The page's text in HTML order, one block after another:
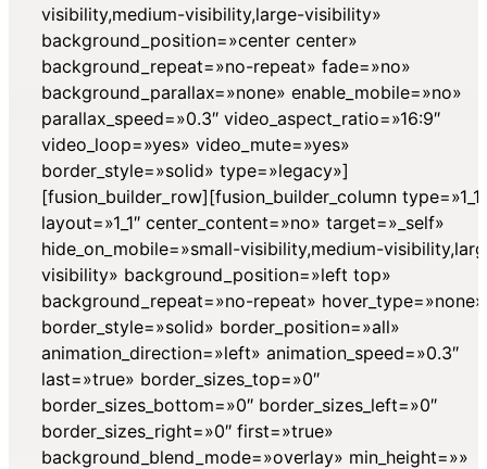
visibility,medium-visibility,large-visibility»
background_position=»center center»
background_repeat=»no-repeat» fade=»no»
background_parallax=»none» enable_mobile=»no»
parallax_speed=»0.3″ video_aspect_ratio=»16:9″
video_loop=»yes» video_mute=»yes»
border_style=»solid» type=»legacy»]
[fusion_builder_row][fusion_builder_column type=»1_1″
layout=»1_1″ center_content=»no» target=»_self»
hide_on_mobile=»small-visibility,medium-
visibility» background_position=»left top»
background_repeat=»no-repeat» hover_type=»none»
border_style=»solid» border_position=»all»
animation_direction=»left» animation_speed=»0.3″
last=»true» border_sizes_top=»0″
border_sizes_bottom=»0″ border_sizes_left=»0″
border_sizes_right=»0″ first=»true»
background_blend_mode=»overlay» min_height=»»